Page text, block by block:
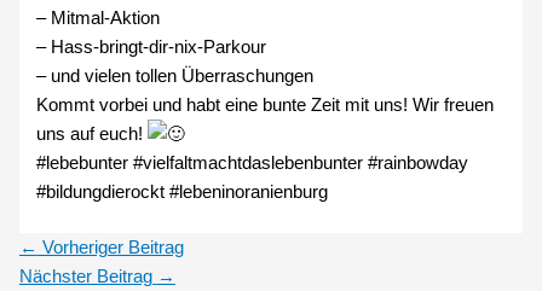
– Mitmal-Aktion
– Hass-bringt-dir-nix-Parkour
– und vielen tollen Überraschungen
Kommt vorbei und habt eine bunte Zeit mit uns! Wir freuen
uns auf euch!
#lebebunter #vielfaltmachtdaslebenbunter #rainbowday
#bildungdierockt #lebeninoranienburg
← Vorheriger Beitrag
Nächster Beitrag →